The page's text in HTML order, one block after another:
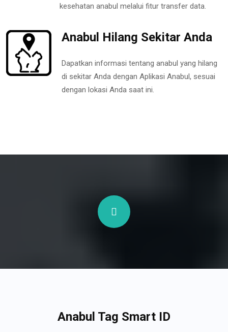
kesehatan anabul melalui fitur transfer data.
Anabul Hilang Sekitar Anda
Dapatkan informasi tentang anabul yang hilang
di sekitar Anda dengan Aplikasi Anabul, sesuai
dengan lokasi Anda saat ini.
Anabul Tag Smart ID